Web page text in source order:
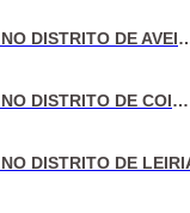
VENDA DE MORADIAS NO
VENDA DE MORADIAS NO DISTRITO DE COIMBRA
DISTRITO DE